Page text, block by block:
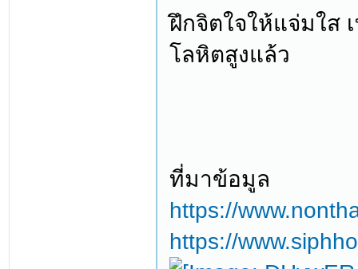
ฝึกจิตใจให้แจ่มใส
โลหิตสูงแล้ว
ที่มาข้อมูล
https://
https://